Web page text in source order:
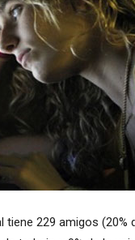
229 amigos (20%